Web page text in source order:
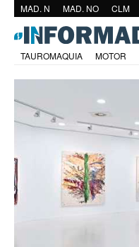
MAD. N MAD. NO CLM
TAUROMAQUIA MOTOR